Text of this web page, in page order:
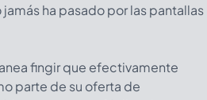
jamás ha pasado por las pantallas
fingir que efectivamente
parte de su oferta de